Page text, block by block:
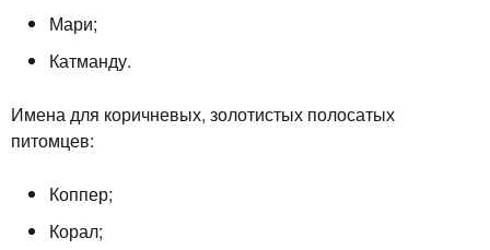
Мари;
Катманду.
Имена для коричневых, золотистых полосатых
питомцев:
Коппер;
Корал;